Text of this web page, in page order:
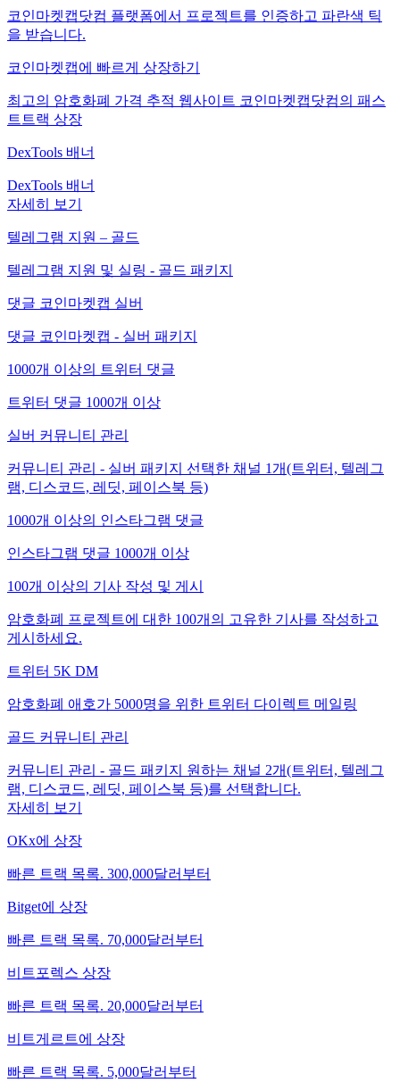
코인마켓캡닷컴 플랫폼에서 프로젝트를 인증하고 파란색 틱
을 받습니다.
코인마켓캡에 빠르게 상장하기
최고의 암호화폐 가격 추적 웹사이트 코인마켓캡닷컴의 패스
트트랙 상장
DexTools 배너
DexTools 배너
자세히 보기
텔레그램 지원 – 골드
텔레그램 지원 및 실링 - 골드 패키지
댓글 코인마켓캡 실버
댓글 코인마켓캡 - 실버 패키지
1000개 이상의 트위터 댓글
트위터 댓글 1000개 이상
실버 커뮤니티 관리
커뮤니티 관리 - 실버 패키지 선택한 채널 1개(트위터, 텔레그
램, 디스코드, 레딧, 페이스북 등)
1000개 이상의 인스타그램 댓글
인스타그램 댓글 1000개 이상
100개 이상의 기사 작성 및 게시
암호화폐 프로젝트에 대한 100개의 고유한 기사를 작성하고
게시하세요.
트위터 5K DM
암호화폐 애호가 5000명을 위한 트위터 다이렉트 메일링
골드 커뮤니티 관리
커뮤니티 관리 - 골드 패키지 원하는 채널 2개(트위터, 텔레그
램, 디스코드, 레딧, 페이스북 등)를 선택합니다.
자세히 보기
OKx에 상장
빠른 트랙 목록. 300,000달러부터
Bitget에 상장
빠른 트랙 목록. 70,000달러부터
비트포렉스 상장
빠른 트랙 목록. 20,000달러부터
비트게르트에 상장
빠른 트랙 목록. 5,000달러부터